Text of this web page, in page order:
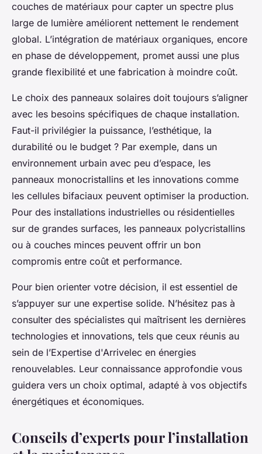
couches de matériaux pour capter un spectre plus
large de lumière améliorent nettement le rendement
global. L’intégration de matériaux organiques, encore
en phase de développement, promet aussi une plus
grande flexibilité et une fabrication à moindre coût.
Le choix des panneaux solaires doit toujours s’aligner
avec les besoins spécifiques de chaque installation.
Faut-il privilégier la puissance, l’esthétique, la
durabilité ou le budget ? Par exemple, dans un
environnement urbain avec peu d’espace, les
panneaux monocristallins et les innovations comme
les cellules bifaciaux peuvent optimiser la production.
Pour des installations industrielles ou résidentielles
sur de grandes surfaces, les panneaux polycristallins
ou à couches minces peuvent offrir un bon
compromis entre coût et performance.
Pour bien orienter votre décision, il est essentiel de
s’appuyer sur une expertise solide. N’hésitez pas à
consulter des spécialistes qui maîtrisent les dernières
technologies et innovations, tels que ceux réunis au
sein de l’Expertise d'Arrivelec en énergies
renouvelables. Leur connaissance approfondie vous
guidera vers un choix optimal, adapté à vos objectifs
énergétiques et économiques.
Conseils d’experts pour l’installation